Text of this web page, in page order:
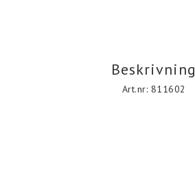
Beskrivning
Art.nr: 811602